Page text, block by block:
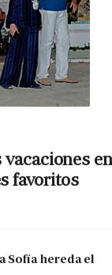
en
favoritos
Sofía hereda el